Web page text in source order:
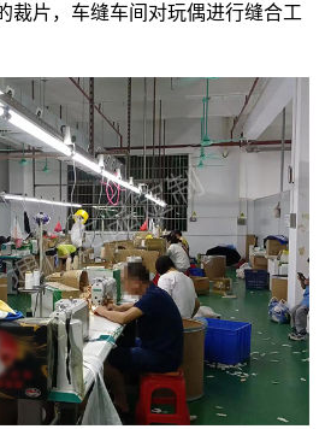
裁片，车缝车间对玩偶进行缝合工